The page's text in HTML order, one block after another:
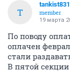
T
tankist831
member
19 марта
По поводу
оплачен
стали
В пятой